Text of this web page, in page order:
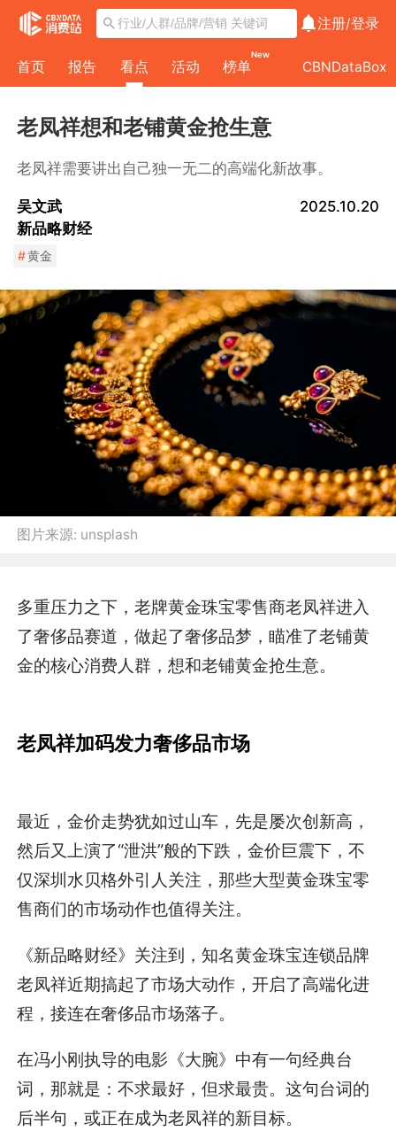
注册/登录
首页 报告 看点 活动 榜单
New
CBNDataBox
老凤祥想和老铺黄金抢生意
老凤祥需要讲出自己独一无二的高端化新故事。
吴文武
新品略财经
2025.10.20
#黄金
图片来源: unsplash
多重压力之下，老牌黄金珠宝零售商老凤祥进入
了奢侈品赛道，做起了奢侈品梦，瞄准了老铺黄
金的核心消费人群，想和老铺黄金抢生意。
老凤祥加码发力奢侈品市场
最近，金价走势犹如过山车，先是屡次创新高，
然后又上演了“泄洪”般的下跌，金价巨震下，不
仅深圳水贝格外引人关注，那些大型黄金珠宝零
售商们的市场动作也值得关注。
《新品略财经》关注到，知名黄金珠宝连锁品牌
老凤祥近期搞起了市场大动作，开启了高端化进
程，接连在奢侈品市场落子。
在冯小刚执导的电影《大腕》中有一句经典台
词，那就是：不求最好，但求最贵。这句台词的
后半句，或正在成为老凤祥的新目标。